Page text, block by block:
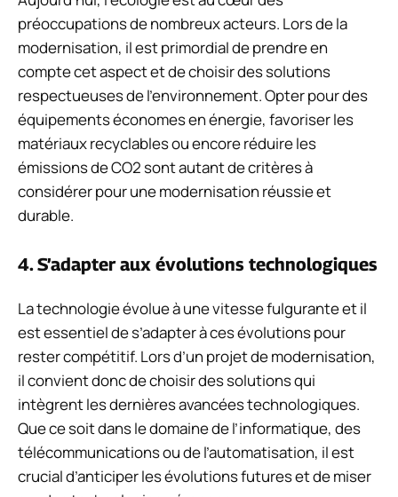
préoccupations de nombreux acteurs. Lors de la
modernisation, il est primordial de prendre en
compte cet aspect et de choisir des solutions
respectueuses de l’environnement. Opter pour des
équipements économes en énergie, favoriser les
matériaux recyclables ou encore réduire les
émissions de CO2 sont autant de critères à
considérer pour une modernisation réussie et
durable.
4. S’adapter aux évolutions technologiques
La technologie évolue à une vitesse fulgurante et il
est essentiel de s’adapter à ces évolutions pour
rester compétitif. Lors d’un projet de modernisation,
il convient donc de choisir des solutions qui
intègrent les dernières avancées technologiques.
Que ce soit dans le domaine de l’informatique, des
télécommunications ou de l’automatisation, il est
crucial d’anticiper les évolutions futures et de miser